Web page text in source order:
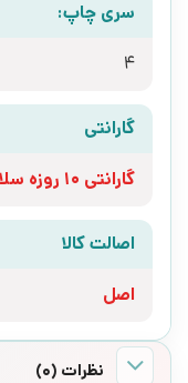
سری چاپ:
4
گارانتی
گارانتی 10 روزه سلامت فیزیکی کتاب
اصالت کالا
اصل
نظرات (0)